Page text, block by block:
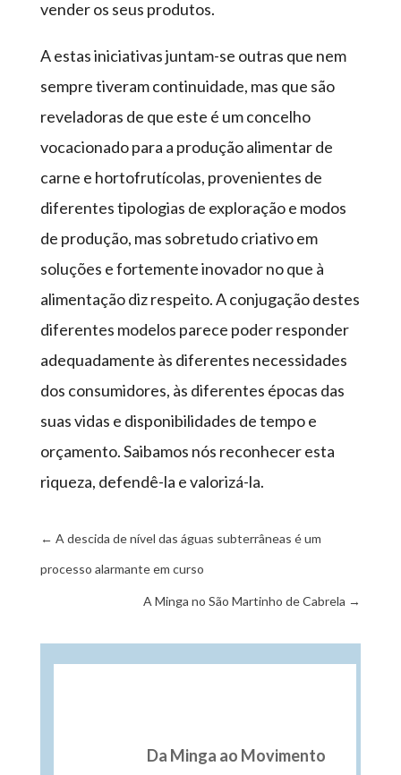
vender os seus produtos.
A estas iniciativas juntam-se outras que nem
sempre tiveram continuidade, mas que são
reveladoras de que este é um concelho
vocacionado para a produção alimentar de
carne e hortofrutícolas, provenientes de
diferentes tipologias de exploração e modos
de produção, mas sobretudo criativo em
soluções e fortemente inovador no que à
alimentação diz respeito. A conjugação destes
diferentes modelos parece poder responder
adequadamente às diferentes necessidades
dos consumidores, às diferentes épocas das
suas vidas e disponibilidades de tempo e
orçamento. Saibamos nós reconhecer esta
riqueza, defendê-la e valorizá-la.
← A descida de nível das águas subterrâneas é um
processo alarmante em curso
A Minga no São Martinho de Cabrela →
Da Minga ao Movimento